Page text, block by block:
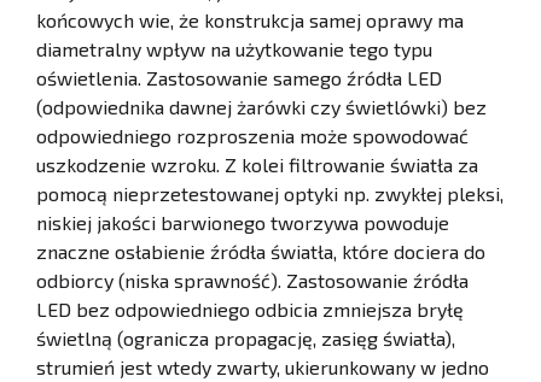
końcowych wie, że konstrukcja samej oprawy ma
diametralny wpływ na użytkowanie tego typu
oświetlenia. Zastosowanie samego źródła LED
(odpowiednika dawnej żarówki czy świetlówki) bez
odpowiedniego rozproszenia może spowodować
uszkodzenie wzroku. Z kolei filtrowanie światła za
pomocą nieprzetestowanej optyki np. zwykłej pleksi,
niskiej jakości barwionego tworzywa powoduje
znaczne osłabienie źródła światła, które dociera do
odbiorcy (niska sprawność). Zastosowanie źródła
LED bez odpowiedniego odbicia zmniejsza bryłę
świetlną (ogranicza propagację, zasięg światła),
strumień jest wtedy zwarty, ukierunkowany w jedno